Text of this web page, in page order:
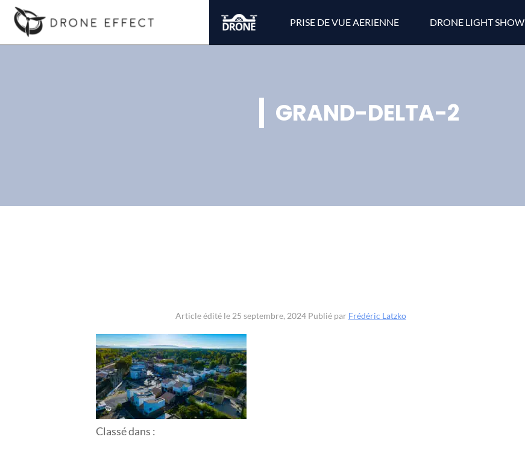
PRISE DE VUE AERIENNE DRONE LIGHT SHOW
GRAND-DELTA-2
Article édité le 25 septembre, 2024 Publié par Frédéric Latzko
Classé dans :